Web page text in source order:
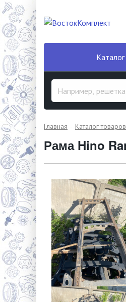
Каталог
Главная Каталог товаров
Рама Hino